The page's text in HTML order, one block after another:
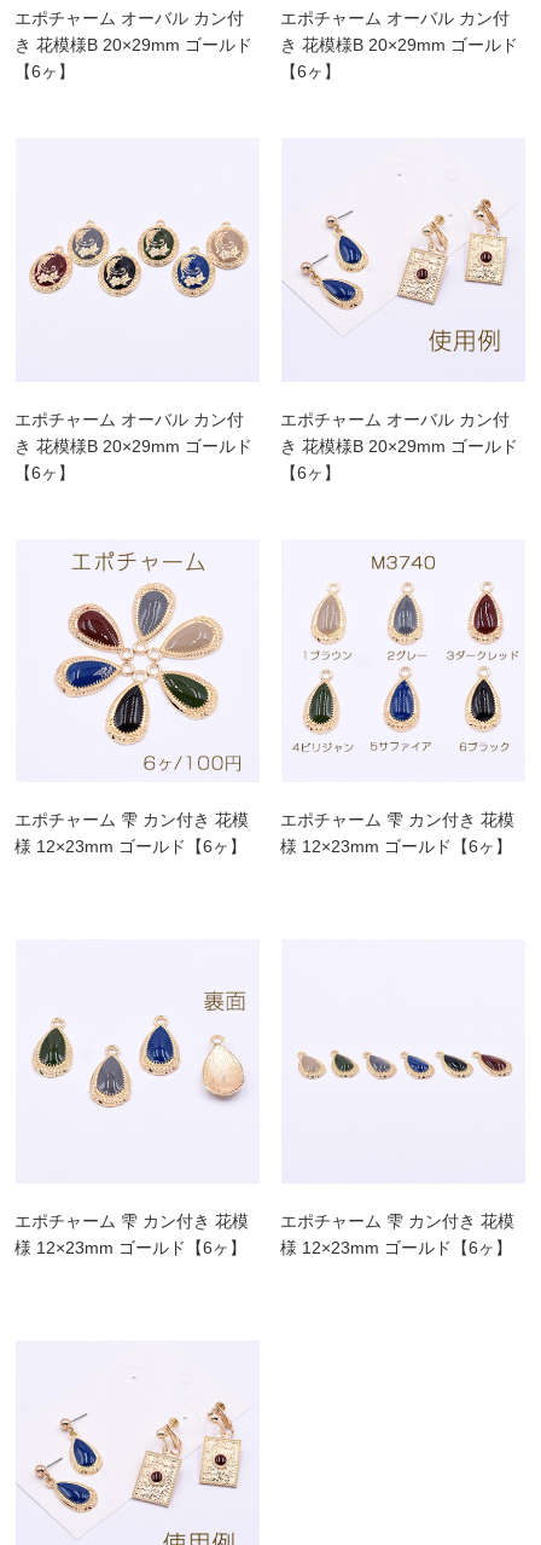
エポチャーム オーバル カン付
き 花模様B 20×29mm ゴールド
【6ヶ】
エポチャーム オーバル カン付
き 花模様B 20×29mm ゴールド
【6ヶ】
エポチャーム オーバル カン付
き 花模様B 20×29mm ゴールド
【6ヶ】
エポチャーム オーバル カン付
き 花模様B 20×29mm ゴールド
【6ヶ】
エポチャーム 雫 カン付き 花模
様 12×23mm ゴールド【6ヶ】
エポチャーム 雫 カン付き 花模
様 12×23mm ゴールド【6ヶ】
エポチャーム 雫 カン付き 花模
様 12×23mm ゴールド【6ヶ】
エポチャーム 雫 カン付き 花模
様 12×23mm ゴールド【6ヶ】